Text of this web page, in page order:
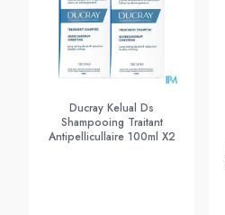
Ducray Kelual Ds
Shampooing Traitant
Antipellicullaire 100ml X2